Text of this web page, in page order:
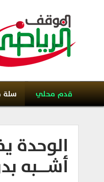
قدم محلي سلة
الوحدة
أشـــــبه